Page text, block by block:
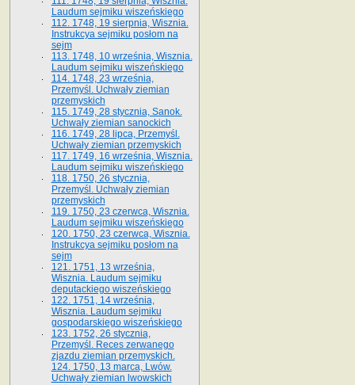
Laudum sejmiku wiszeńskiego
112. 1748, 19 sierpnia, Wisznia.
Instrukcya sejmiku posłom na
sejm
113. 1748, 10 września, Wisznia.
Laudum sejmiku wiszeńskiego
114. 1748, 23 września,
Przemyśl. Uchwały ziemian
przemyskich
115. 1749, 28 stycznia, Sanok.
Uchwały ziemian sanockich
116. 1749, 28 lipca, Przemyśl.
Uchwały ziemian przemyskich
117. 1749, 16 września, Wisznia.
Laudum sejmiku wiszeńskiego
118. 1750, 26 stycznia,
Przemyśl. Uchwały ziemian
przemyskich
119. 1750, 23 czerwca, Wisznia.
Laudum sejmiku wiszeńskiego
120. 1750, 23 czerwca, Wisznia.
Instrukcya sejmiku posłom na
sejm
121. 1751, 13 września,
Wisznia. Laudum sejmiku
deputackiego wiszeńskiego
122. 1751, 14 września,
Wisznia. Laudum sejmiku
gospodarskiego wiszeńskiego
123. 1752, 26 stycznia,
Przemyśl. Reces zerwanego
zjazdu ziemian przemyskich.
124. 1750, 13 marca, Lwów.
Uchwały ziemian lwowskich